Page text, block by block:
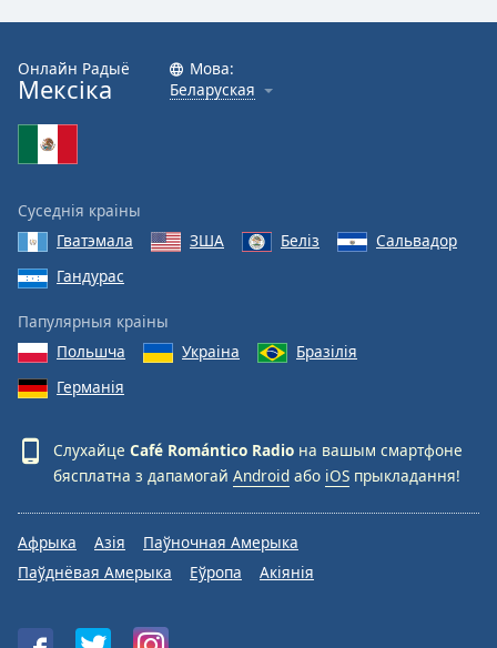
Family
Reset
Done
Dialog
End
dialog
Онлайн Радыё
Мексіка
Мова:
Беларуская
Суседнія краіны
Гватэмала
ЗША Беліз
Сальвадор
Гандурас
Папулярныя краіны
Польшча
Украіна
Бразілія
Германія
Слухайце Café Romántico Radio на вашым смартфоне
бясплатна з дапамогай Android або iOS прыкладання!
Афрыка Азія
Паўночная Амерыка
Паўднёвая Амерыка
Еўропа Акіянія